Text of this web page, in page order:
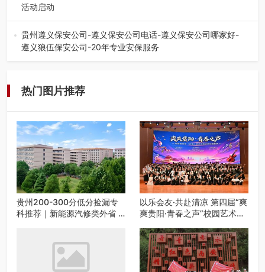
活动启动
七月的贵阳，清风送爽，第四届“爽爽贵阳·青春之声”校园管
弦乐（合唱）艺术交流活动…
贵州遵义保安公司-遵义保安公司电话-遵义保安公司哪家好-
遵义狼伍保安公司-20年专业安保服务
热门图片推荐
贵州200-300分低分捡漏专
科推荐｜新能源汽修类外省 5
以乐会友·共赴清凉 第四届“爽
爽贵阳·青春之声”校园艺术交